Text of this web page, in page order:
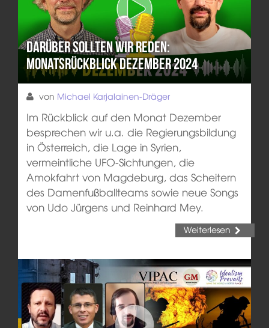
Darüber sollten wir reden:
Monatsrückblick Dezember 2024
von Michael Karjalainen-Dräger
Im Rückblick auf den Monat Dezember
besprechen wir u.a. die Regierungsbildung
in Österreich, die Lage in Syrien,
vermeintliche UFO-Sichtungen, die
Amokfahrt von Magdeburg, das Scheitern
des Damenfußballteams sowie neue Songs
von Udo Jürgens und Reinhard Mey.
Weiterlesen